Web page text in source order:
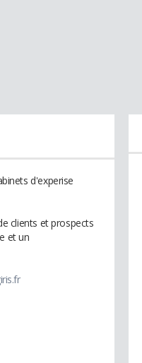
d'experise
clients et prospects
et un